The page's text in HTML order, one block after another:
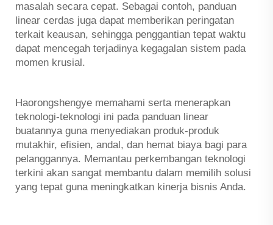
masalah secara cepat. Sebagai contoh, panduan
linear cerdas juga dapat memberikan peringatan
terkait keausan, sehingga penggantian tepat waktu
dapat mencegah terjadinya kegagalan sistem pada
momen krusial.
Haorongshengye memahami serta menerapkan
teknologi-teknologi ini pada panduan linear
buatannya guna menyediakan produk-produk
mutakhir, efisien, andal, dan hemat biaya bagi para
pelanggannya. Memantau perkembangan teknologi
terkini akan sangat membantu dalam memilih solusi
yang tepat guna meningkatkan kinerja bisnis Anda.